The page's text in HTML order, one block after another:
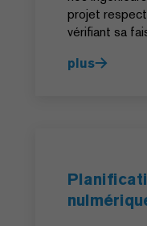
projet
vérifiant sa
plus